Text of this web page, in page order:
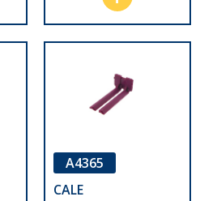
A4365
CALE